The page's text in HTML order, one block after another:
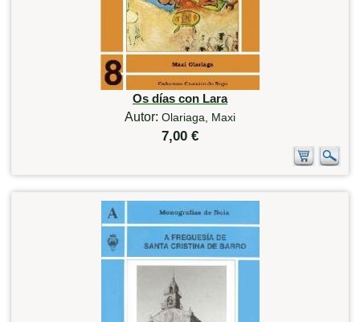
Os días con Lara
Autor: Olariaga, Maxi
7,00 €